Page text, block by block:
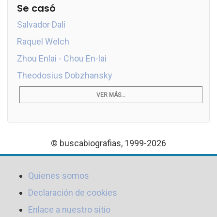
Se casó
Salvador Dalí
Raquel Welch
Zhou Enlai - Chou En-lai
Theodosius Dobzhansky
VER MÁS...
© buscabiografias, 1999-2026
Quienes somos
Declaración de cookies
Enlace a nuestro sitio